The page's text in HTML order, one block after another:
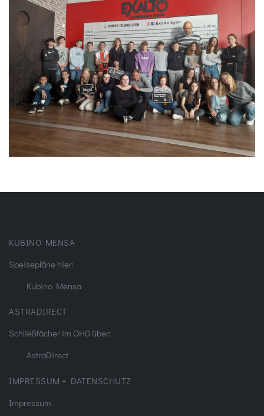
KUBINO MENSA
Speisepläne hier:
Kubino Mensa
ASTRADIRECT
Schließfächer im OHG über:
AstraDirect
IMPRESSUM + DATENSCHUTZ
Impressum